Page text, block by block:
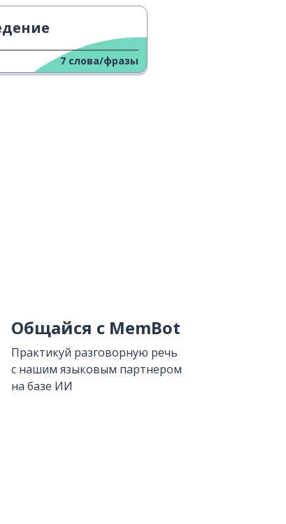
7 слова/фразы
Общайся с MemBot
Практикуй разговорную речь
с нашим языковым партнером
на базе ИИ